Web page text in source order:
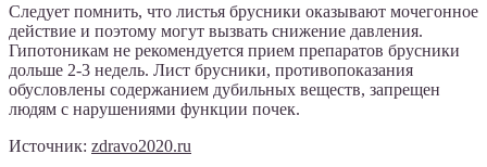
Следует помнить, что листья брусники оказывают мочегонное
действие и поэтому могут вызвать снижение давления.
Гипотоникам не рекомендуется прием препаратов брусники
дольше 2-3 недель. Лист брусники, противопоказания
обусловлены содержанием дубильных веществ, запрещен
людям с нарушениями функции почек.
Источник: zdravo2020.ru